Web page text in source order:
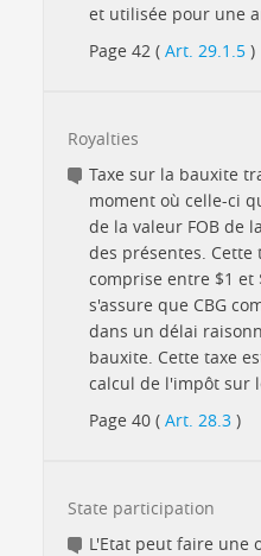
et utilisée pour une
Page 42 ( Art. 29.1.5 )
Royalties
Taxe sur la bauxite
moment où celle-ci
de la valeur FOB de
des présentes. Cette
comprise entre $1 et
s'assure que CBG
dans un délai
bauxite. Cette taxe
calcul de l'impôt sur
Page 40 ( Art. 28.3 )
State participation
L'Etat peut faire une